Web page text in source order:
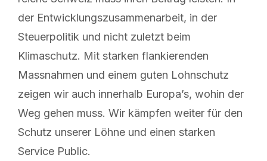
der Entwicklungszusammenarbeit, in der
Steuerpolitik und nicht zuletzt beim
Klimaschutz. Mit starken flankierenden
Massnahmen und einem guten Lohnschutz
zeigen wir auch innerhalb Europa’s, wohin der
Weg gehen muss. Wir kämpfen weiter für den
Schutz unserer Löhne und einen starken
Service Public.